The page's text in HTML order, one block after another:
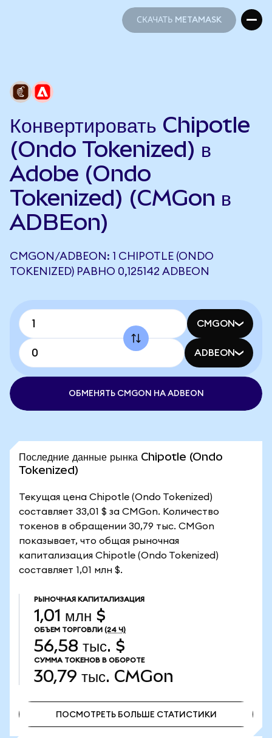
СКАЧАТЬ METAMASK
Конвертировать Chipotle
(Ondo Tokenized) в
Adobe (Ondo
Tokenized) (CMGon в
ADBEon)
CMGON/ADBEON: 1 CHIPOTLE (ONDO
TOKENIZED) РАВНО 0,125142 ADBEON
CMGON
ADBEON
ОБМЕНЯТЬ CMGON НА ADBEON
Последние данные рынка Chipotle (Ondo
Tokenized)
Текущая цена Chipotle (Ondo Tokenized)
составляет 33,01 $ за CMGon. Количество
токенов в обращении 30,79 тыс. CMGon
показывает, что общая рыночная
капитализация Chipotle (Ondo Tokenized)
составляет 1,01 млн $.
РЫНОЧНАЯ КАПИТАЛИЗАЦИЯ
1,01 млн $
ОБЪЕМ ТОРГОВЛИ (24 Ч)
56,58 тыс. $
СУММА ТОКЕНОВ В ОБОРОТЕ
30,79 тыс. CMGon
ПОСМОТРЕТЬ БОЛЬШЕ СТАТИСТИКИ